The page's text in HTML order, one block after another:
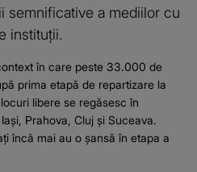
semnificative a mediilor cu
instituții.
în care peste 33.000 de
prima etapă de repartizare la
libere se regăsesc în
Prahova, Cluj și Suceava.
încă mai au o șansă în etapa a